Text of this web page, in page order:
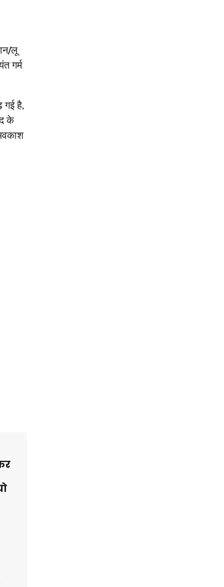
लू
गर्म
गई है,
के